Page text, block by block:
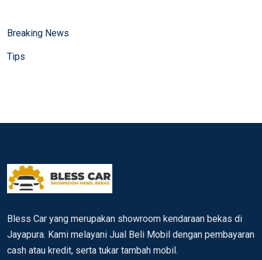
Breaking News
Tips
Bless Car yang merupakan showroom kendaraan bekas di
Jayapura. Kami melayani Jual Beli Mobil dengan pembayaran
cash atau kredit, serta tukar tambah mobil.